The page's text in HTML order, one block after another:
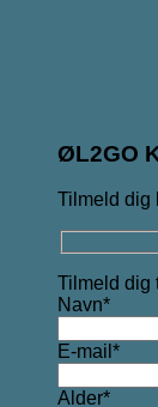
ØL2GO
Tilmeld dig
Tilmeld dig
Navn*
E-mail*
Alder*